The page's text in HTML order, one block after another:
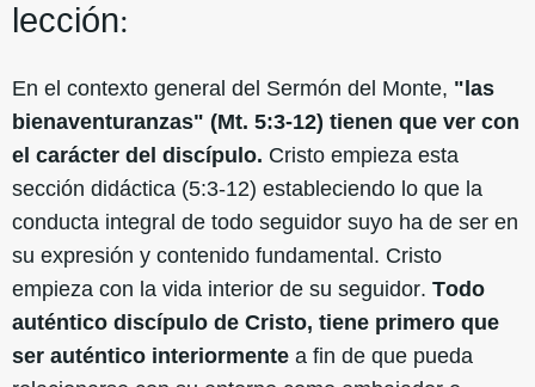
lección:
En el contexto general del Sermón del Monte, "las
bienaventuranzas" (Mt. 5:3-12) tienen que ver con
el carácter del discípulo. Cristo empieza esta
sección didáctica (5:3-12) estableciendo lo que la
conducta integral de todo seguidor suyo ha de ser en
su expresión y contenido fundamental. Cristo
empieza con la vida interior de su seguidor. Todo
auténtico discípulo de Cristo, tiene primero que
ser auténtico interiormente a fin de que pueda